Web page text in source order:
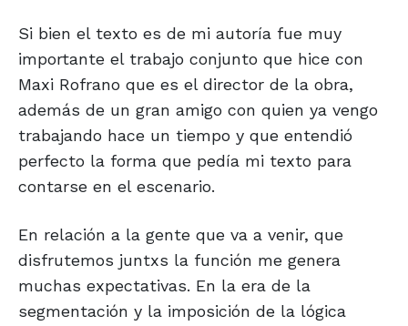
Si bien el texto es de mi autoría fue muy
importante el trabajo conjunto que hice con
Maxi Rofrano que es el director de la obra,
además de un gran amigo con quien ya vengo
trabajando hace un tiempo y que entendió
perfecto la forma que pedía mi texto para
contarse en el escenario.
En relación a la gente que va a venir, que
disfrutemos juntxs la función me genera
muchas expectativas. En la era de la
segmentación y la imposición de la lógica